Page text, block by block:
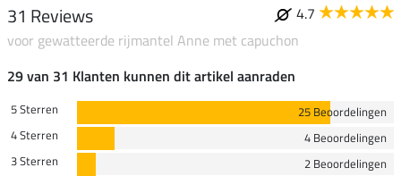
31 Reviews
4.7
voor gewatteerde rijmantel Anne met capuchon
29 van 31 Klanten kunnen dit artikel aanraden
5 Sterren
25 Beoordelingen
4 Sterren
4 Beoordelingen
3 Sterren
2 Beoordelingen